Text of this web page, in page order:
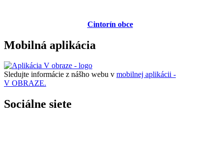
Cintorín obce
Mobilná aplikácia
Sledujte informácie z nášho webu v mobilnej aplikácii -
V OBRAZE.
Sociálne siete